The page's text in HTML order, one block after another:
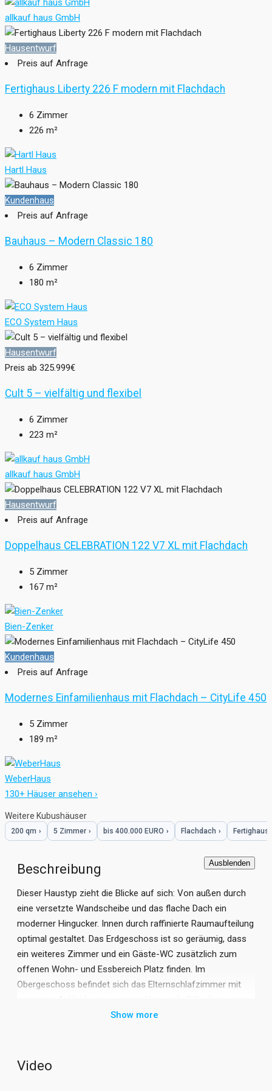
allkauf haus GmbH
Hausentwurf
Preis auf Anfrage
Fertighaus Liberty 226 F modern mit Flachdach
6 Zimmer
226 m²
Hartl Haus
Kundenhaus
Preis auf Anfrage
Bauhaus – Modern Classic 180
6 Zimmer
180 m²
ECO System Haus
Hausentwurf
Preis ab 325.999€
Cult 5 – vielfältig und flexibel
6 Zimmer
223 m²
allkauf haus GmbH
Hausentwurf
Preis auf Anfrage
Doppelhaus CELEBRATION 122 V7 XL mit Flachdach
5 Zimmer
167 m²
Bien-Zenker
Kundenhaus
Preis auf Anfrage
Modernes Einfamilienhaus mit Flachdach – CityLife 450
5 Zimmer
189 m²
WeberHaus
130+ Häuser ansehen ›
Weitere Kubushäuser
200 qm › 5 Zimmer › bis 400.000 EURO › Flachdach › Fertighaus
Beschreibung Ausblenden
Dieser Haustyp zieht die Blicke auf sich: Von außen durch
eine versetzte Wandscheibe und das flache Dach ein
moderner Hingucker. Innen durch raffinierte Raumaufteilung
optimal gestaltet. Das Erdgeschoss ist so geräumig, dass
ein weiteres Zimmer und ein Gäste-WC zusätzlich zum
offenen Wohn- und Essbereich Platz finden. Im
Obergeschoss befindet sich das Elternschlafzimmer mit
Außerdem sind hier gleich zwei Tageslicht-Bäder zu finden,
verbindet.
Show more
Video